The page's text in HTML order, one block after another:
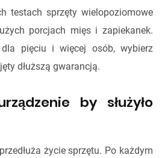
testach sprzęty wielopoziomowe
porcjach mięs i zapiekanek.
pięciu i więcej osób, wybierz
dłuższą gwarancją.
by służyło
życie sprzętu. Po każdym